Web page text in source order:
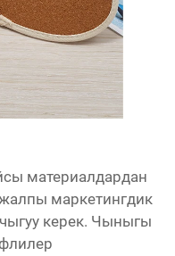
материалдардан
маркетингдик
керек. Чыныгы